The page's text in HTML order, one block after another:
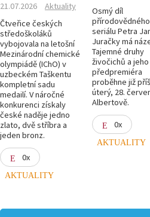
21.07.2026
Aktuality
Čtveřice českých
středoškoláků
vybojovala na letošní
Mezinárodní chemické
olympiádě (IChO) v
uzbeckém Taškentu
kompletní sadu
medailí. V náročné
konkurenci získaly
české naděje jedno
zlato, dvě stříbra a
jeden bronz.
0x
AKTUALITY
Osmý díl
přírodovědného
seriálu Petra
Juračky má
Tajemné druhy
živočichů a jeho
předpremiéra
proběhne již
úterý, 28.
Albertově.
0x
AKTUALITY